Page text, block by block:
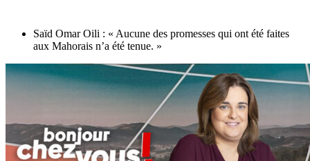
Saïd Omar Oili : « Aucune des promesses qui ont été faites
aux Mahorais n’a été tenue. »